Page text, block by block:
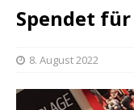
Spendet
8. August 2022